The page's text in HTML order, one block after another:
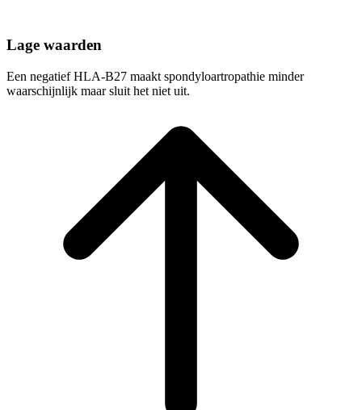
Lage waarden
Een negatief HLA-B27 maakt spondyloartropathie minder
waarschijnlijk maar sluit het niet uit.